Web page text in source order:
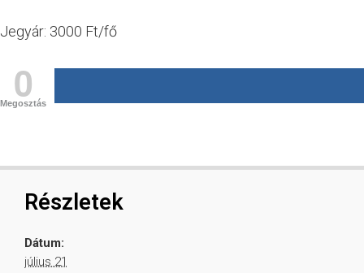
Jegyár: 3000 Ft/fő
0
Megosztás
Részletek
Dátum:
július 21